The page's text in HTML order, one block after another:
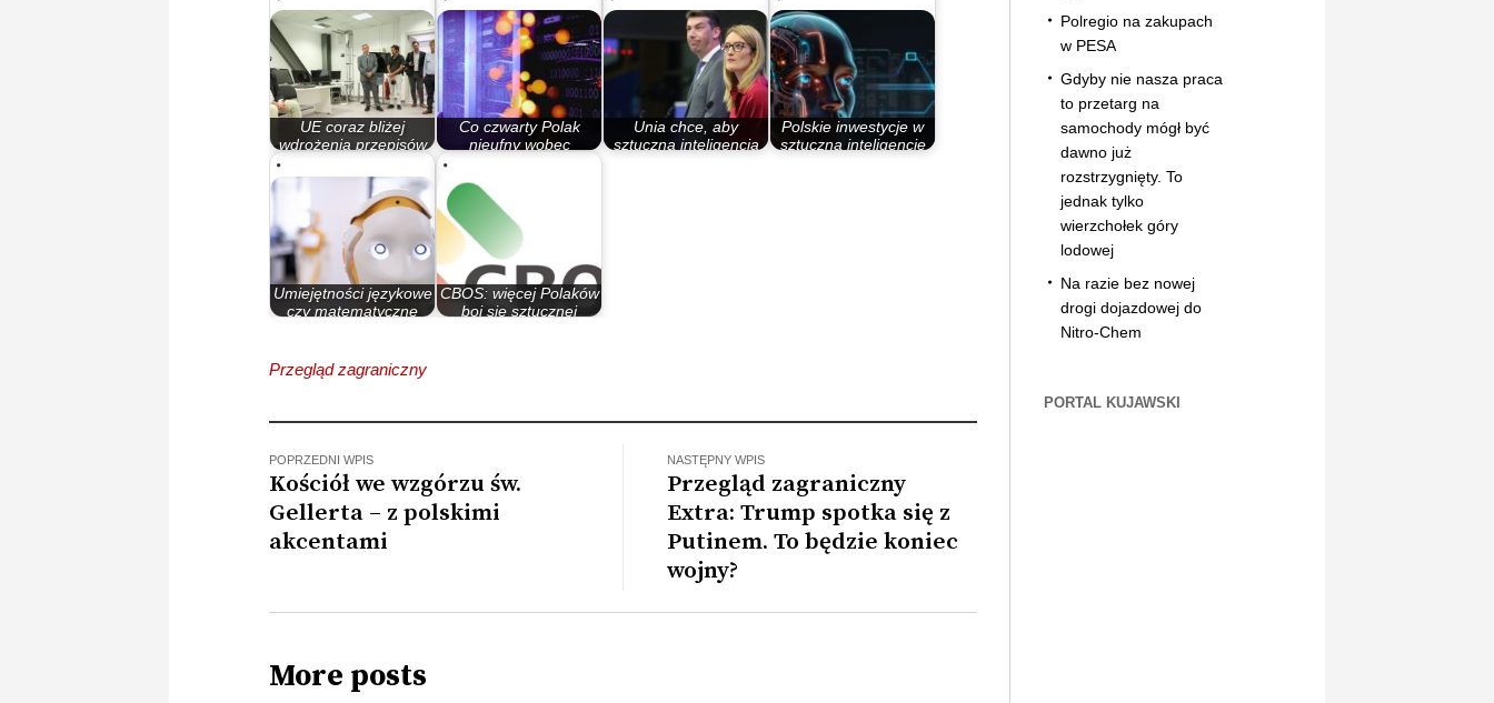
UE coraz bliżej
wdrożenia przepisów
Co czwarty Polak
nieufny wobec
Unia chce, aby
sztuczna inteligencja
Polskie inwestycje w
sztuczną inteligencję
Umiejętności językowe
czy matematyczne
CBOS: więcej Polaków
boi się sztucznej
Przegląd zagraniczny
POPRZEDNI WPIS
Kościół we wzgórzu św.
Gellerta – z polskimi
akcentami
NASTĘPNY WPIS
Przegląd zagraniczny
Extra: Trump spotka się z
Putinem. To będzie koniec
wojny?
More posts
Polregio na zakupach
w PESA
Gdyby nie nasza praca
to przetarg na
samochody mógł być
dawno już
rozstrzygnięty. To
jednak tylko
wierzchołek góry
lodowej
Na razie bez nowej
drogi dojazdowej do
Nitro-Chem
PORTAL KUJAWSKI